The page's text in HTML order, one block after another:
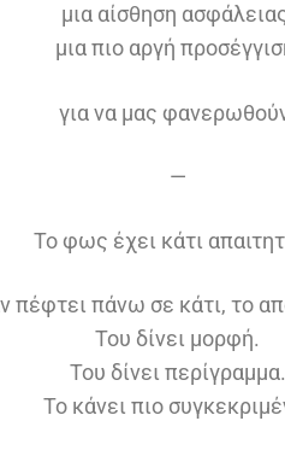
μια αίσθηση
μια πιο αργή
για να μας
—
Το φως έχει κάτι
πέφτει πάνω σε κάτι, το
Του δίνει μορφή.
Του δίνει περίγραμμα.
Το κάνει πιο